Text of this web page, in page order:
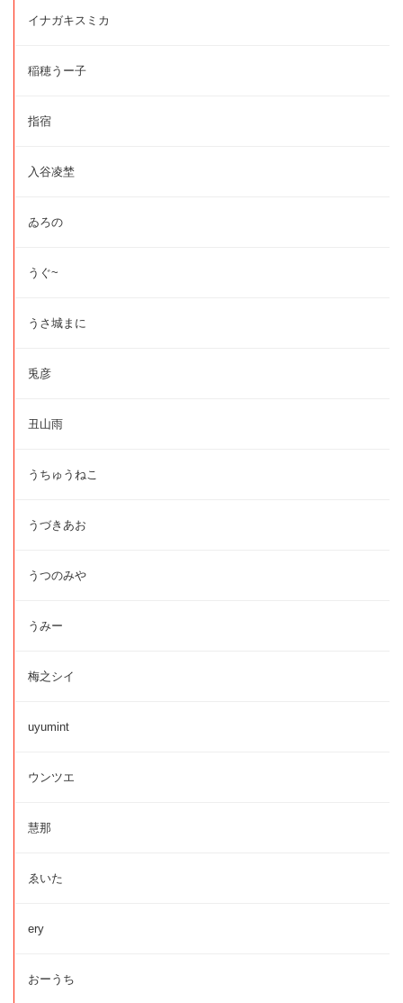
イナガキスミカ
稲穂うー子
指宿
入谷凌埜
ゐろの
うぐ~
うさ城まに
兎彦
丑山雨
うちゅうねこ
うづきあお
うつのみや
うみー
梅之シイ
uyumint
ウンツエ
慧那
ゑいた
ery
おーうち